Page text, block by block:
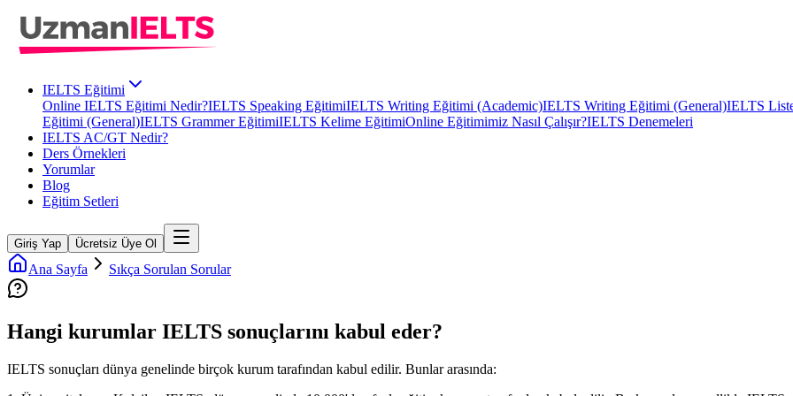
IELTS Eğitimi
Online IELTS Eğitimi Nedir?IELTS Speaking EğitimiIELTS Writing Eğitimi (Academic)IELTS Writing Eğitimi (General)IELTS
Eğitimi (General)IELTS Grammer EğitimiIELTS Kelime EğitimiOnline Eğitimimiz Nasıl Çalışır?IELTS Denemeleri
IELTS AC/GT Nedir?
Ders Örnekleri
Yorumlar
Blog
Eğitim Setleri
Giriş Yap Ücretsiz Üye Ol
Ana Sayfa Sıkça Sorulan Sorular
Hangi kurumlar IELTS sonuçlarını kabul eder?
IELTS sonuçları dünya genelinde birçok kurum tarafından kabul edilir. Bunlar arasında: